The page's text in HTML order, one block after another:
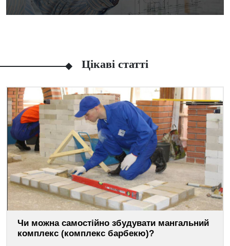
Цікаві статті
Чи можна самостійно збудувати мангальний
комплекс (комплекс барбекю)?